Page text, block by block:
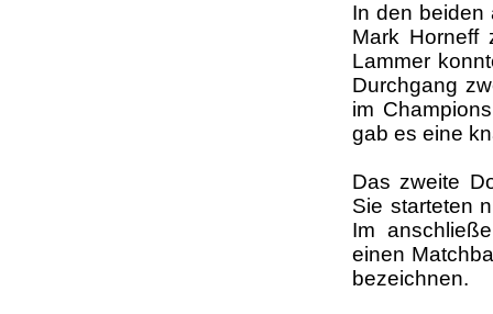
In den beiden
Mark Horneff
Lammer
Durchgang
im
gab es eine
Das zweite
Sie starteten
Im
einen
bezeichnen.